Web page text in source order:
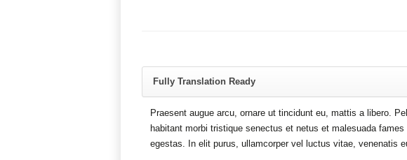
Fully Translation Ready
Praesent augue arcu, ornare ut tincidunt eu, mattis a libero.
habitant morbi tristique senectus et netus et malesuada fames
egestas. In elit purus, ullamcorper vel luctus vitae, venenatis